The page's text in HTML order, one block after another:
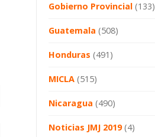
Gobierno Provincial (133)
Guatemala (508)
Honduras (491)
MICLA (515)
Nicaragua (490)
Noticias JMJ 2019(4)